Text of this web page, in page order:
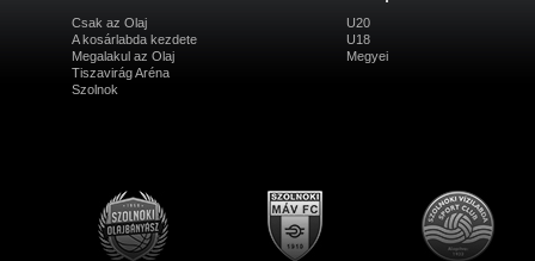
Csak az Olaj
A kosárlabda kezdete
Megalakul az Olaj
Tiszavirág Aréna
Szolnok
U20
U18
Megyei